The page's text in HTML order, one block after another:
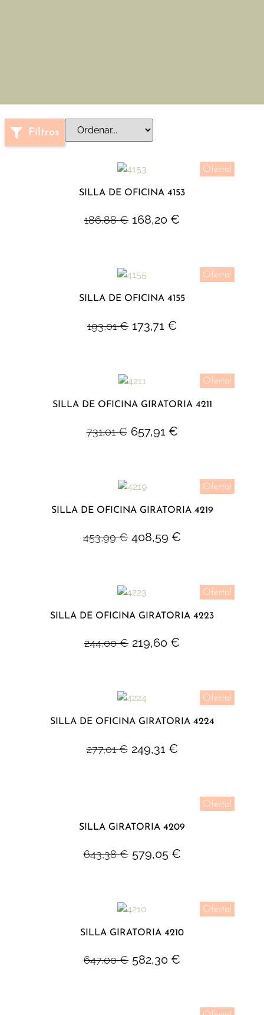
Filtros
Oferta!
SILLA DE OFICINA 4153
186,88€ 168,20 €
Oferta!
SILLA DE OFICINA 4155
193,01€ 173,71 €
Oferta!
SILLA DE OFICINA GIRATORIA 4211
731,01€ 657,91 €
Oferta!
SILLA DE OFICINA GIRATORIA 4219
453,99€ 408,59 €
Oferta!
SILLA DE OFICINA GIRATORIA 4223
244,00€ 219,60 €
Oferta!
SILLA DE OFICINA GIRATORIA 4224
277,01€ 249,31 €
Oferta!
SILLA GIRATORIA 4209
643,38€ 579,05 €
Oferta!
SILLA GIRATORIA 4210
647,00€ 582,30 €